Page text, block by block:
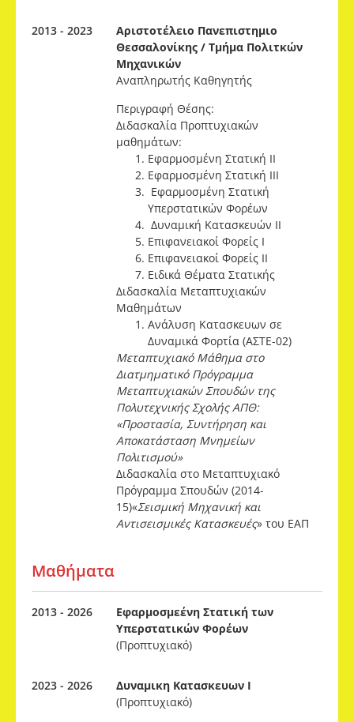
2013 - 2023
Αριστοτέλειο Πανεπιστημιο
Θεσσαλονίκης / Τμήμα Πολιτκών
Μηχανικών
Αναπληρωτής Καθηγητής
Περιγραφή Θέσης:
Διδασκαλία Προπτυχιακών
μαθημάτων:
Εφαρμοσμένη Στατική ΙΙ
Εφαρμοσμένη Στατική ΙΙΙ
Εφαρμοσμένη Στατική
Υπερστατικών Φορέων
Δυναμική Κατασκευών ΙΙ
Επιφανειακοί Φορείς Ι
Επιφανειακοί Φορείς ΙΙ
Ειδικά Θέματα Στατικής
Διδασκαλία Μεταπτυχιακών
Μαθημάτων
Ανάλυση Κατασκευων σε
Δυναμικά Φορτία (ΑΣΤΕ-02)
Μεταπτυχιακό Μάθημα στο
Διατμηματικό Πρόγραμμα
Μεταπτυχιακών Σπουδών της
Πολυτεχνικής Σχολής ΑΠΘ:
«Προστασία, Συντήρηση και
Αποκατάσταση Μνημείων
Πολιτισμού»
Διδασκαλία στο Μεταπτυχιακό
Πρόγραμμα Σπουδών (2014-
15)«Σεισμική Μηχανική και
Αντισεισμικές Κατασκευές» του ΕΑΠ
Μαθήματα
2013 - 2026
Εφαρμοσμεένη Στατική των
Υπερστατικών Φορέων
(Προπτυχιακό)
2023 - 2026
Δυναμικη Κατασκευων Ι
(Προπτυχιακό)